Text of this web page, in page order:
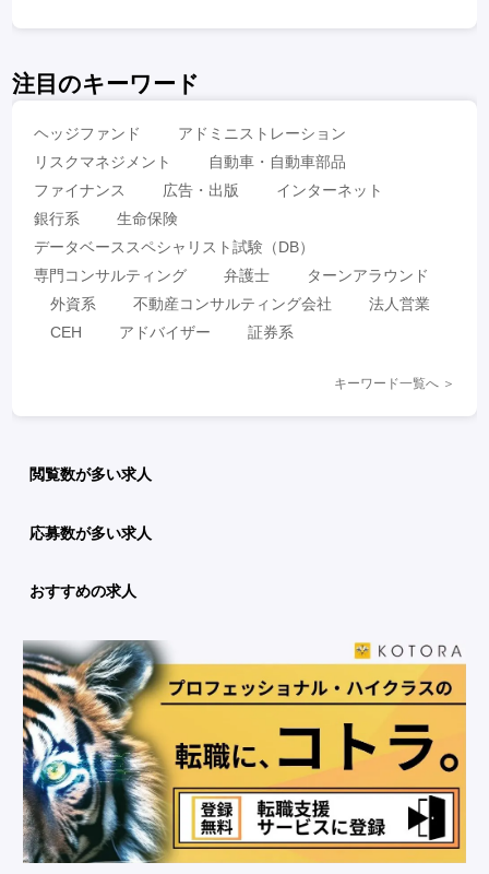
注目のキーワード
ヘッジファンド
アドミニストレーション
リスクマネジメント
自動車・自動車部品
ファイナンス
広告・出版
インターネット
銀行系
生命保険
データベーススペシャリスト試験（DB）
専門コンサルティング
弁護士
ターンアラウンド
外資系
不動産コンサルティング会社
法人営業
CEH
アドバイザー 証券系
キーワード一覧へ ＞
閲覧数が多い求人
応募数が多い求人
おすすめの求人